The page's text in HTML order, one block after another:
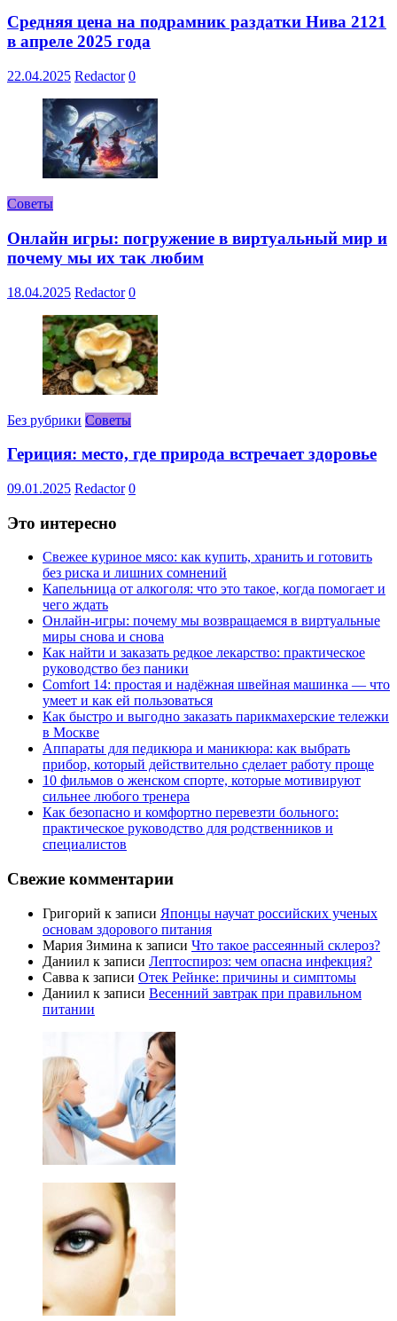
Средняя цена на подрамник раздатки Нива 2121
в апреле 2025 года
22.04.2025 Redactor 0
Советы
Онлайн игры: погружение в виртуальный мир и
почему мы их так любим
18.04.2025 Redactor 0
Без рубрики Советы
Гериция: место, где природа встречает здоровье
09.01.2025 Redactor 0
Это интересно
Свежее куриное мясо: как купить, хранить и готовить
без риска и лишних сомнений
Капельница от алкоголя: что это такое, когда помогает и
чего ждать
Онлайн-игры: почему мы возвращаемся в виртуальные
миры снова и снова
Как найти и заказать редкое лекарство: практическое
руководство без паники
Comfort 14: простая и надёжная швейная машинка — что
умеет и как ей пользоваться
Как быстро и выгодно заказать парикмахерские тележки
в Москве
Аппараты для педикюра и маникюра: как выбрать
прибор, который действительно сделает работу проще
10 фильмов о женском спорте, которые мотивируют
сильнее любого тренера
Как безопасно и комфортно перевезти больного:
практическое руководство для родственников и
специалистов
Свежие комментарии
Григорий к записи Японцы научат российских ученых
основам здорового питания
Мария Зимина к записи Что такое рассеянный склероз?
Даниил к записи Лептоспироз: чем опасна инфекция?
Савва к записи Отек Рейнке: причины и симптомы
Даниил к записи Весенний завтрак при правильном
питании